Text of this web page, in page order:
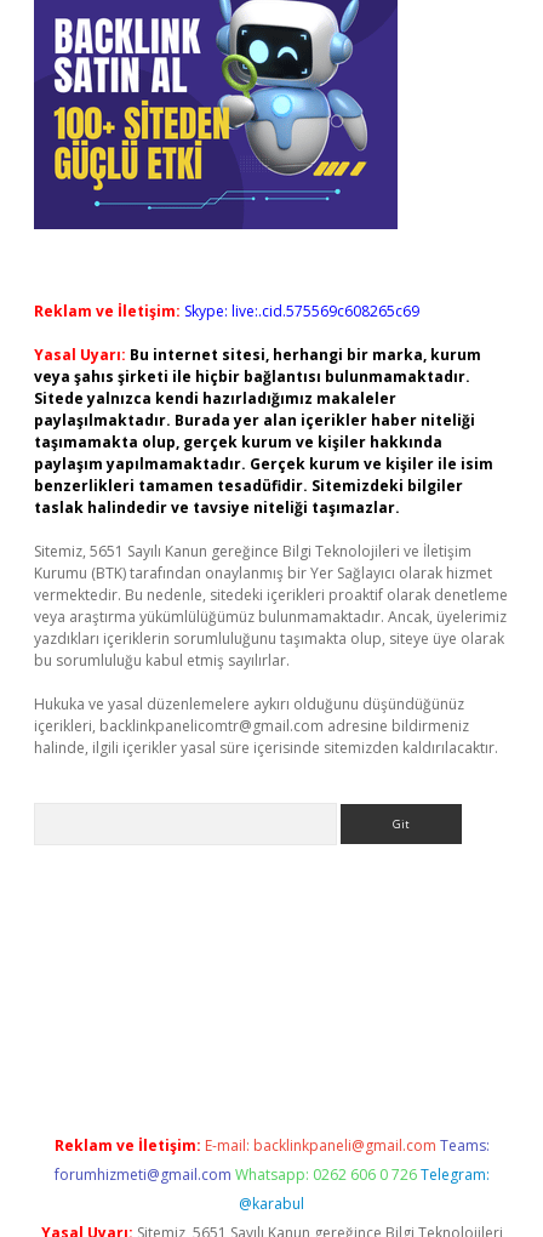
Reklam ve İletişim: Skype: live:.cid.575569c608265c69
Yasal Uyarı: Bu internet sitesi, herhangi bir marka, kurum
veya şahıs şirketi ile hiçbir bağlantısı bulunmamaktadır.
Sitede yalnızca kendi hazırladığımız makaleler
paylaşılmaktadır. Burada yer alan içerikler haber niteliği
taşımamakta olup, gerçek kurum ve kişiler hakkında
paylaşım yapılmamaktadır. Gerçek kurum ve kişiler ile isim
benzerlikleri tamamen tesadüfidir. Sitemizdeki bilgiler
taslak halindedir ve tavsiye niteliği taşımazlar.
Sitemiz, 5651 Sayılı Kanun gereğince Bilgi Teknolojileri ve İletişim
Kurumu (BTK) tarafından onaylanmış bir Yer Sağlayıcı olarak hizmet
vermektedir. Bu nedenle, sitedeki içerikleri proaktif olarak denetleme
veya araştırma yükümlülüğümüz bulunmamaktadır. Ancak, üyelerimiz
yazdıkları içeriklerin sorumluluğunu taşımakta olup, siteye üye olarak
bu sorumluluğu kabul etmiş sayılırlar.
Hukuka ve yasal düzenlemelere aykırı olduğunu düşündüğünüz
içerikleri, backlinkpanelicomtr@gmail.com adresine bildirmeniz
halinde, ilgili içerikler yasal süre içerisinde sitemizden kaldırılacaktır.
Reklam ve İletişim: E-mail: backlinkpaneli@gmail.com Teams:
forumhizmeti@gmail.com Whatsapp: 0262 606 0 726 Telegram:
@karabul
Yasal Uyarı: Sitemiz, 5651 Sayılı Kanun gereğince Bilgi Teknolojileri